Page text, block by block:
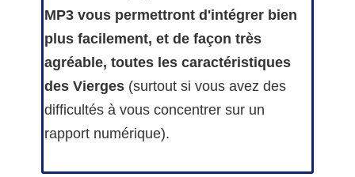
MP3 vous permettront d'intégrer bien
plus facilement, et de façon très
agréable, toutes les caractéristiques
des Vierges (surtout si vous avez des
difficultés à vous concentrer sur un
rapport numérique).